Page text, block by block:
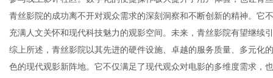
青丝影院的成功离不开对观众需求的深刻洞察和不断创新的精神。它
充满人文关怀和现代科技魅力的观影空间。未来，青丝影院有望继续
综上所述，青丝影院以其先进的硬件设施、卓越的服务质量、多元化
色的现代观影新阵地。它不仅满足了现代观众对电影的多维度需求，